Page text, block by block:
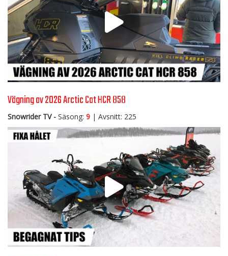
Vägning av 2026 Arctic Cat HCR 858
Snowrider TV - Säsong: 9 | Avsnitt: 225